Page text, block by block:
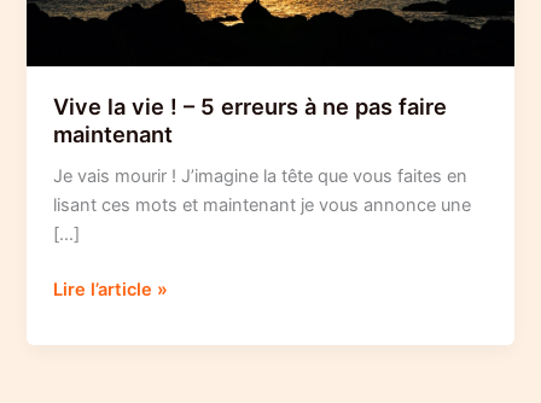
Vive la vie ! – 5 erreurs à ne pas faire
maintenant
Je vais mourir ! J’imagine la tête que vous faites en
lisant ces mots et maintenant je vous annonce une
[…]
Vive
vie
Lire l’article »